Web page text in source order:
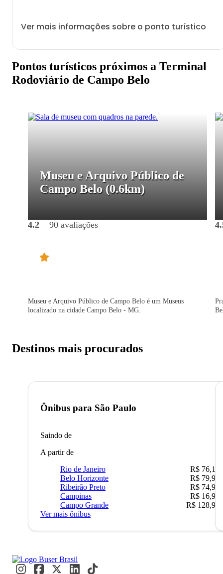
Ver mais informações sobre o ponto turístico
Pontos turísticos próximos a Terminal
Rodoviário de Campo Belo
Museu e Arquivo Público de
Campo Belo (0.6km)
4.2 90 avaliações
Museu e Arquivo Público de Campo Belo é um Museus
localizado na cidade Campo Belo - MG.
Destinos mais procurados
Ônibus para São Paulo
Saindo de
A partir de
Rio de Janeiro
R$ 76,10
Belo Horizonte
R$ 79,99
Ribeirão Preto
R$ 74,90
Campinas
R$ 16,90
Campo Grande
R$ 128,90
Ver mais ônibus